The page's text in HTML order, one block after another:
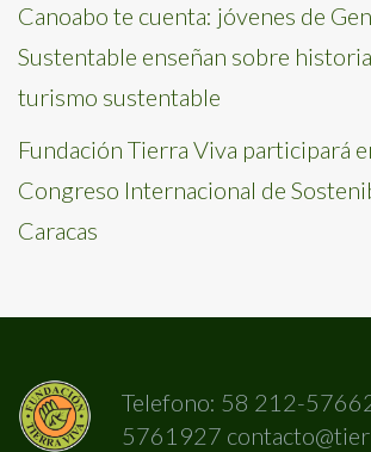
Canoabo te cuenta: jóvenes de
Sustentable enseñan sobre
turismo sustentable
Fundación Tierra Viva participará
Congreso Internacional de
Caracas
Telefono: 58 212-
5761927